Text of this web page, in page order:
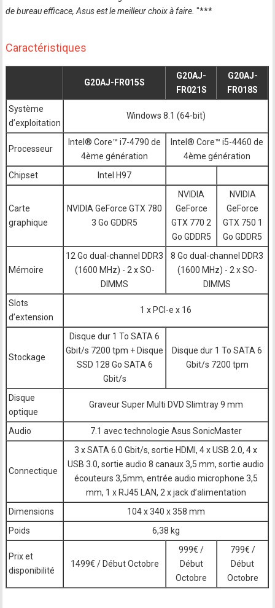
de bureau efficace, Asus est le meilleur choix à faire."***
Caractéristiques
G20AJ-FR015S
G20AJ-
FR021S
G20AJ-
FR018S
Système
d’exploitation
Windows 8.1 (64-bit)
Processeur
Intel® Core™ i7-4790 de
4ème génération
Intel® Core™ i5-4460 de
4ème génération
Chipset
Intel H97
Carte
graphique
NVIDIA GeForce GTX 780
3 Go GDDR5
NVIDIA
GeForce
GTX 770 2
Go GDDR5
NVIDIA
GeForce
GTX 750 1
Go GDDR5
Mémoire
12 Go dual-channel DDR3
(1600 MHz) - 2 x SO-
DIMMS
8 Go dual-channel DDR3
(1600 MHz) - 2 x SO-
DIMMS
Slots
d’extension
1 x PCI-e x 16
Stockage
Disque dur 1 To SATA 6
Gbit/s 7200 tpm + Disque
SSD 128 Go SATA 6
Gbit/s
Disque dur 1 To SATA 6
Gbit/s 7200 tpm
Disque
optique
Graveur Super Multi DVD Slimtray 9 mm
Audio 7.1 avec technologie Asus SonicMaster
Connectique
3 x SATA 6.0 Gbit/s, sortie HDMI, 4 x USB 2.0, 4 x
USB 3.0, sortie audio 8 canaux 3,5 mm, sortie audio
écouteurs 3,5mm, entrée audio microphone 3,5
mm, 1 x RJ45 LAN, 2 x jack d’alimentation
Dimensions
104 x 340 x 358 mm
Poids
6,38 kg
Prix et
disponibilité
1499€ / Début Octobre
999€ /
Début
Octobre
799€ /
Début
Octobre